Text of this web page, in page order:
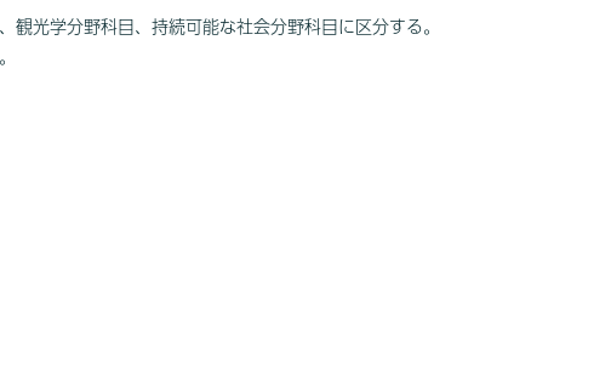
光学分野科目、持続可能な社会分野科目に区分する。